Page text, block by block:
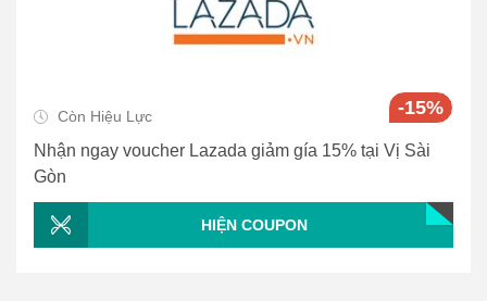
Còn Hiệu Lực -15%
Nhận ngay voucher Lazada giảm gía 15% tại Vị Sài
Gòn
HIỆN COUPON